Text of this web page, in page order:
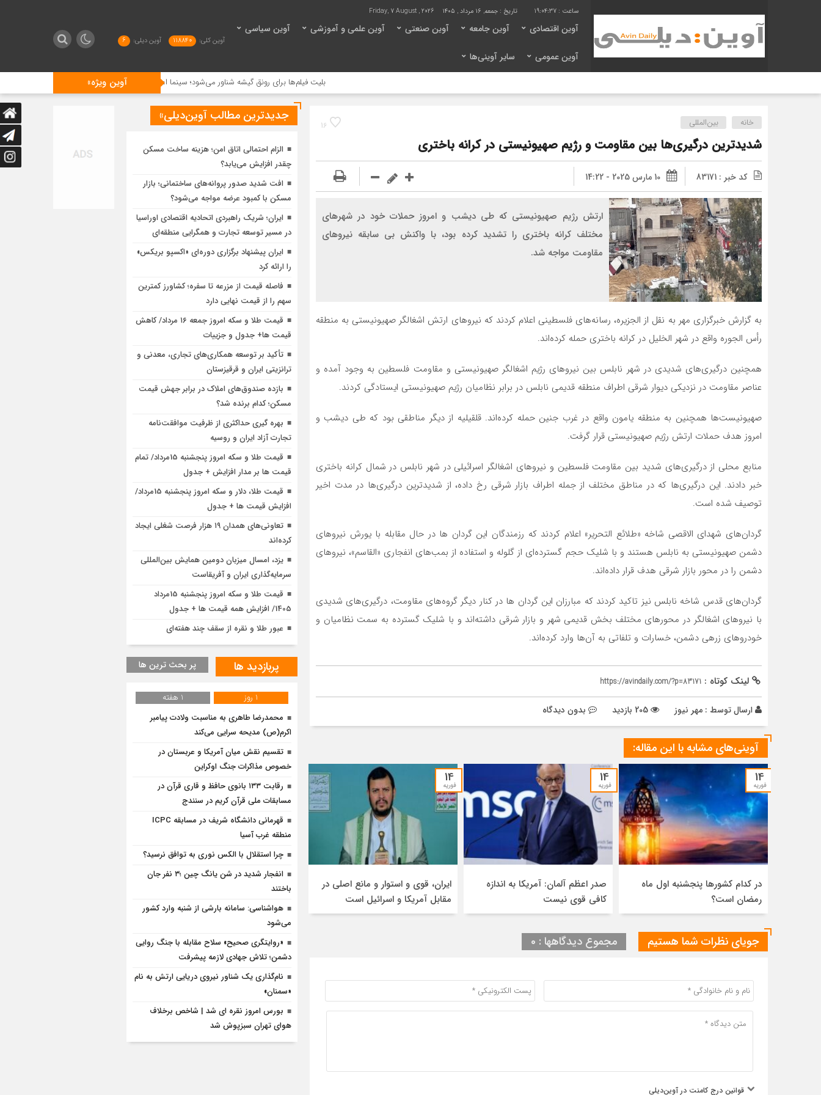
19:04:38 تاریخ : جمعه, ۱۶ مرداد , ۱۴۰۵ Friday, 7 August , 2026
آوین اقتصادی آوین جامعه آوین صنعتی آوین علمی و آموزشی آوین سیاسی
آوین عمومی سایر آوینی‌ها
آوین کلی: 118840 آوین دیلی: 6
آوین ویژه» بلیت فیلم‌ها برای رونق گیشه شناور می‌شود؛ سینما اعتماد به نفس ندارد
16 خانه بین‌المللی
شدیدترین درگیری‌ها بین مقاومت و رژیم صهیونیستی در کرانه باختری
کد خبر : 83171 10 مارس 2025 - 14:22
ارتش رژیم صهیونیستی که طی دیشب و امروز حملات خود در شهرهای
مختلف کرانه باختری را تشدید کرده بود، با واکنش بی سابقه نیروهای
مقاومت مواجه شد.
به گزارش خبرگزاری مهر به نقل از الجزیره، رسانه‌های فلسطینی اعلام کردند که نیروهای ارتش اشغالگر صهیونیستی به منطقه
رأس الجوره واقع در شهر الخلیل در کرانه باختری حمله کرده‌اند.
همچنین درگیری‌های شدیدی در شهر نابلس بین نیروهای رژیم اشغالگر صهیونیستی و مقاومت فلسطین به وجود آمده و
عناصر مقاومت در نزدیکی دیوار شرقی اطراف منطقه قدیمی نابلس در برابر نظامیان رژیم صهیونیستی ایستادگی کردند.
صهیونیست‌ها همچنین به منطقه یامون واقع در غرب جنین حمله کرده‌اند. قلقیلیه از دیگر مناطقی بود که طی دیشب و
امروز هدف حملات ارتش رژیم صهیونیستی قرار گرفت.
منابع محلی از درگیری‌های شدید بین مقاومت فلسطین و نیروهای اشغالگر اسرائیلی در شهر نابلس در شمال کرانه باختری
خبر دادند. این درگیری‌ها که در مناطق مختلف از جمله اطراف بازار شرقی رخ داده، از شدیدترین درگیری‌ها در مدت اخیر
توصیف شده است.
گردان‌های شهدای الاقصی شاخه «طلائع التحریر» اعلام کردند که رزمندگان این گردان ها در حال مقابله با یورش نیروهای
دشمن صهیونیستی به نابلس هستند و با شلیک حجم گسترده‌ای از گلوله و استفاده از بمب‌های انفجاری «القاسم»، نیروهای
دشمن را در محور بازار شرقی هدف قرار داده‌اند.
گردان‌های قدس شاخه نابلس نیز تاکید کردند که مبارزان این گردان ها در کنار دیگر گروه‌های مقاومت، درگیری‌های شدیدی
با نیروهای اشغالگر در محورهای مختلف بخش قدیمی شهر و بازار شرقی داشته‌اند و با شلیک گسترده به سمت نظامیان و
خودروهای زرهی دشمن، خسارات و تلفاتی به آن‌ها وارد کرده‌اند.
لینک کوتاه : https://avindaily.com/?p=83171
ارسال توسط : مهر نیوز بدون دیدگاه
آوینی‌های مشابه با این مقاله:
14
فوریه
در کدام کشورها پنجشنبه اول ماه
رمضان است؟
14
فوریه
صدر اعظم آلمان: آمریکا به اندازه
کافی قوی نیست
14
فوریه
ایران، قوی و استوار و مانع اصلی در
مقابل آمریکا و اسرائیل است
جویای نظرات شما هستیم مجموع دیدگاهها : 0
قوانین درج کامنت در آوین‌دیلی
جدیدترین مطالب آوین‌دیلی»
الزام احتمالی اتاق امن؛ هزینه ساخت مسکن
چقدر افزایش می‌یابد؟
افت شدید صدور پروانه‌های ساختمانی؛ بازار
مسکن با کمبود عرضه مواجه می‌شود؟
ایران؛ شریک راهبردی اتحادیه اقتصادی اوراسیا
در مسیر توسعه تجارت و همگرایی منطقه‌ای
ایران پیشنهاد برگزاری دوره‌ای «اکسپو بریکس»
را ارائه کرد
فاصله قیمت از مزرعه تا سفره؛ کشاورز کمترین
سهم را از قیمت نهایی دارد
قیمت طلا و سکه امروز جمعه ۱۶ مرداد/ کاهش
قیمت ها+ جدول و جزییات
تأکید بر توسعه همکاری‌های تجاری، معدنی و
ترانزیتی ایران و قرقیزستان
بازده صندوق‌های املاک در برابر جهش قیمت
مسکن؛ کدام برنده شد؟
بهره گیری حداکثری از ظرفیت موافقت‌نامه
تجارت آزاد ایران و روسیه
قیمت طلا و سکه امروز پنجشنبه 15مرداد/ تمام
قیمت ها بر مدار افزایش + جدول
قیمت طلا، دلار و سکه امروز پنجشنبه 15مرداد/
افزایش قیمت ها + جدول
تعاونی‌های همدان ۱۹ هزار فرصت شغلی ایجاد
کرده‌اند
یزد، امسال میزبان دومین همایش بین‌المللی
سرمایه‌گذاری ایران و آفریقاست
قیمت طلا و سکه امروز پنجشنبه 15مرداد
1405/ افزایش همه قیمت ها + جدول
عبور طلا و نقره از سقف چند هفته‌ای
پربازدید ها پر بحث ترین ها
1 روز
1 هفته
محمدرضا طاهری به مناسبت ولادت پیامبر
اکرم(ص) مدیحه سرایی می‌کند
تقسیم نقش میان آمریکا و عربستان در
خصوص مذاکرات جنگ اوکراین
رقابت ۱۳۳ بانوی حافظ و قاری قرآن در
مسابقات ملی قرآن کریم در سنندج
قهرمانی دانشگاه شریف در مسابقه ICPC
منطقه غرب آسیا
چرا استقلال با الکس نوری به توافق نرسید؟
انفجار شدید در شن یانگ چین ؛۳ نفر جان
باختند
هواشناسی: سامانه بارشی از شنبه وارد کشور
می‌شود
«روایتگری صحیح» سلاح مقابله با جنگ روایی
دشمن؛ تلاش جهادی لازمه پیشرفت
نام‌گذاری یک شناور نیروی دریایی ارتش به نام
«سمنان»
بورس امروز نقره ای شد | شاخص برخلاف
هوای تهران سبزپوش شد